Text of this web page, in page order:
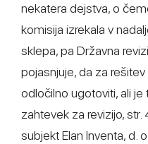
nekatera dejstva, o
komisija izrekala v
sklepa, pa Državna
pojasnjuje, da za
odločilno ugotoviti, ali je
zahtevek za revizijo,
subjekt Elan Inventa, d.